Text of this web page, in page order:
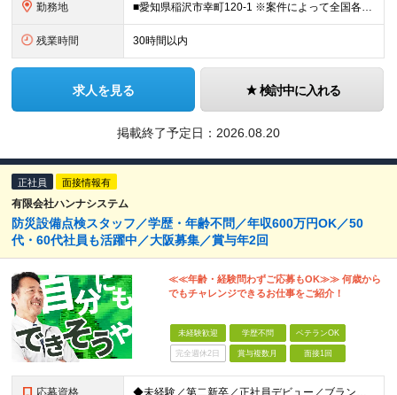
勤務地 ■愛知県稲沢市幸町120-1 ※案件によって全国各地（西日本エリア中心）への出張が発生します。出張期間は案件により異なりますが、部内での相談・調整のうえご対応いただきます。 ※出社を基本としていま
残業時間 30時間以内
求人を見る 検討中に入れる
掲載終了予定日： 2026.08.20
正社員 面接情報有
有限会社ハンナシステム
防災設備点検スタッフ／学歴・年齢不問／年収600万円OK／50
代・60代社員も活躍中／大阪募集／賞与年2回
≪≪年齢・経験問わずご応募もOK≫≫ 何歳から
でもチャレンジできるお仕事をご紹介！
未経験歓迎 学歴不問 ベテランOK
完全週休2日 賞与複数月 面接1回
応募資格 ◆未経験／第二新卒／正社員デビュー／ブランクOK！ ◆学歴不問 ◆普通自動車運転免許（AT限定可） ◎1つでもあてはまる方はぜひご応募ください！ ────────── ・手に職をつけたい方 ・安定し